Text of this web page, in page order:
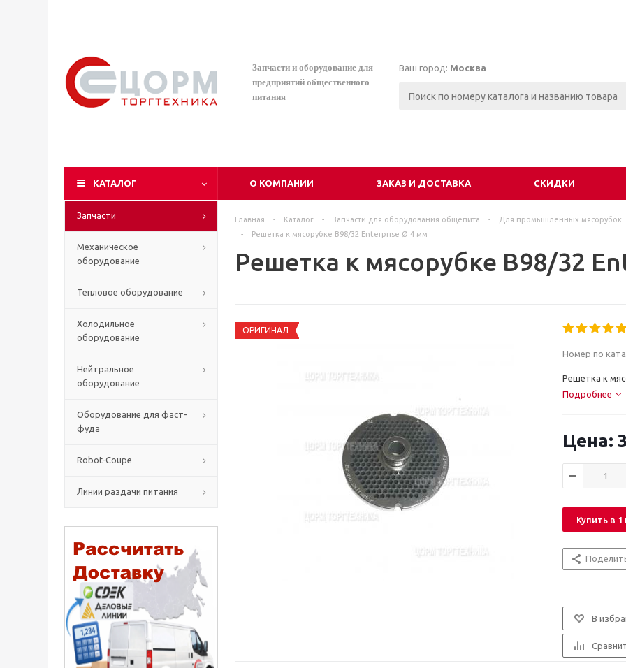
Запчасти и оборудование для
предприятий общественного
питания
Ваш город: Москва
КАТАЛОГ О КОМПАНИИ ЗАКАЗ И ДОСТАВКА СКИДКИ
Запчасти
Механическое
оборудование
Тепловое оборудование
Холодильное
оборудование
Нейтральное
оборудование
Оборудование для фаст-
фуда
Robot-Coupe
Линии раздачи питания
Главная - Каталог - Запчасти для оборудования общепита -
Для промышленных мясорубок
-
Решетка к мясорубке B98/32 Enterprise Ø 4 мм
Решетка к мясорубке B98/32
ОРИГИНАЛ
Номер по
Решетка к
Подробнее
Купить в 1
В